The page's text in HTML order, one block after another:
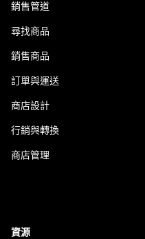
銷售管道
尋找商品
銷售商品
訂單與運送
商店設計
行銷與轉換
商店管理
資源